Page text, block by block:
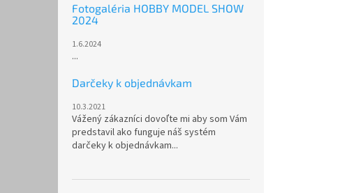
Fotogaléria HOBBY MODEL SHOW
2024
1.6.2024
...
Darčeky k objednávkam
10.3.2021
Vážený zákazníci dovoľte mi aby som Vám
predstavil ako funguje náš systém
darčeky k objednávkam...